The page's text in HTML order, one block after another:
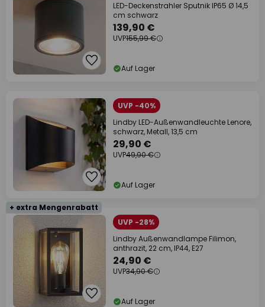
LED-Deckenstrahler Sputnik IP65 Ø 14,5
cm schwarz
139,90 €
UVP155,99 €
Auf Lager
UVP -40%
Lindby LED-Außenwandleuchte Lenore,
schwarz, Metall, 13,5 cm
29,90 €
UVP49,90 €
Auf Lager
+ extra Mengenrabatt
UVP -28%
Lindby Außenwandlampe Filimon,
anthrazit, 22 cm, IP44, E27
24,90 €
UVP34,90 €
Auf Lager